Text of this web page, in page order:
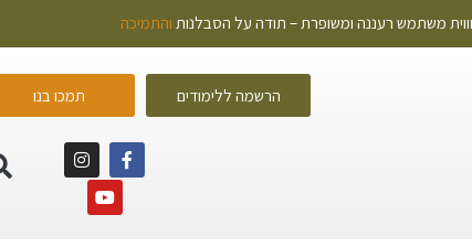
משתמש רעננה ומשופרת – תודה על הסבלנות והתמיכה
הרשמה ללימודים תמכו בנו